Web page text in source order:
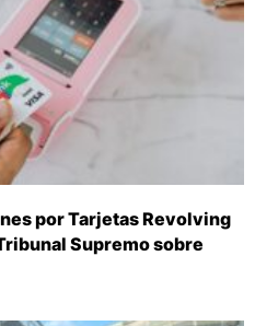
por Tarjetas Revolving
Supremo sobre